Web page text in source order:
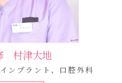
村津大地
ンプラント、口腔外科